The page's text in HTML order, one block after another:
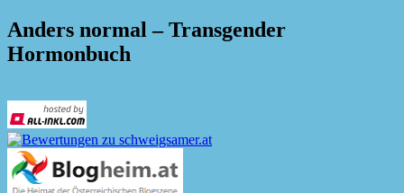
Anders normal – Transgender
Hormonbuch